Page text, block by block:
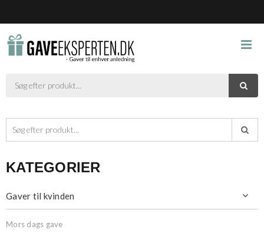



KATEGORIER
Gaver til kvinden 
Mors dags gave